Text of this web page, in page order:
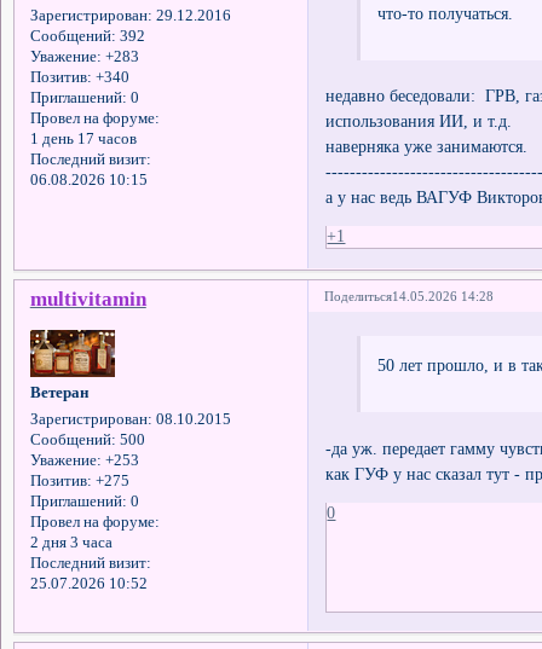
Зарегистрирован: 29.12.2016
Сообщений: 392
Уважение: +283
Позитив: +340
Приглашений: 0
Провел на форуме:
1 день 17 часов
Последний визит:
06.08.2026 10:15
что-то получаться.
недавно беседовали: ГРВ,
использования ИИ, и т.д.
наверняка уже занимаются.
а у нас ведь ВАГУФ
+1
Поделиться14.05.2026 14:28
multivitamin
Ветеран
Зарегистрирован: 08.10.2015
Сообщений: 500
Уважение: +253
Позитив: +275
Приглашений: 0
Провел на форуме:
2 дня 3 часа
Последний визит:
25.07.2026 10:52
50 лет прошло, и в
-да уж. передает гамму
как ГУФ у нас сказал тут -
0